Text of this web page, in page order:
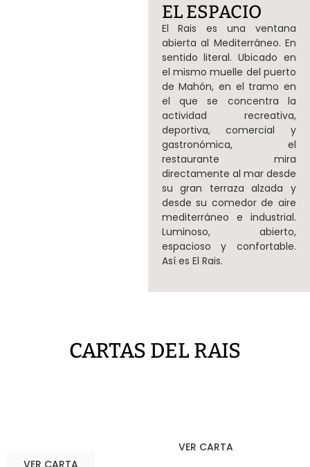
EL ESPACIO
El Rais es una ventana
abierta al Mediterráneo. En
sentido literal. Ubicado en
el mismo muelle del puerto
de Mahón, en el tramo en
el que se concentra la
actividad recreativa,
deportiva, comercial y
gastronómica, el
restaurante mira
directamente al mar desde
su gran terraza alzada y
desde su comedor de aire
mediterráneo e industrial.
Luminoso, abierto,
espacioso y confortable.
Así es El Rais.
CARTAS DEL RAIS
VER CARTA